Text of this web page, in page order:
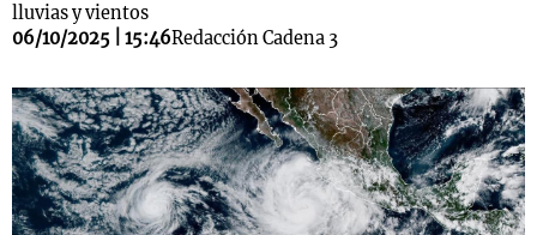
lluvias y vientos
06/10/2025 | 15:46Redacción Cadena 3